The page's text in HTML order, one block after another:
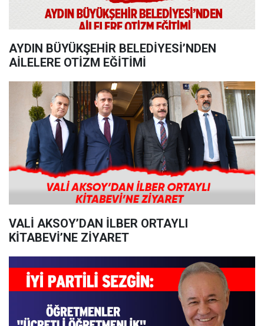
AYDIN BÜYÜKŞEHİR BELEDİYESİ’NDEN
AİLELERE OTİZM EĞİTİMİ
VALİ AKSOY’DAN İLBER ORTAYLI
KİTABEVİ’NE ZİYARET